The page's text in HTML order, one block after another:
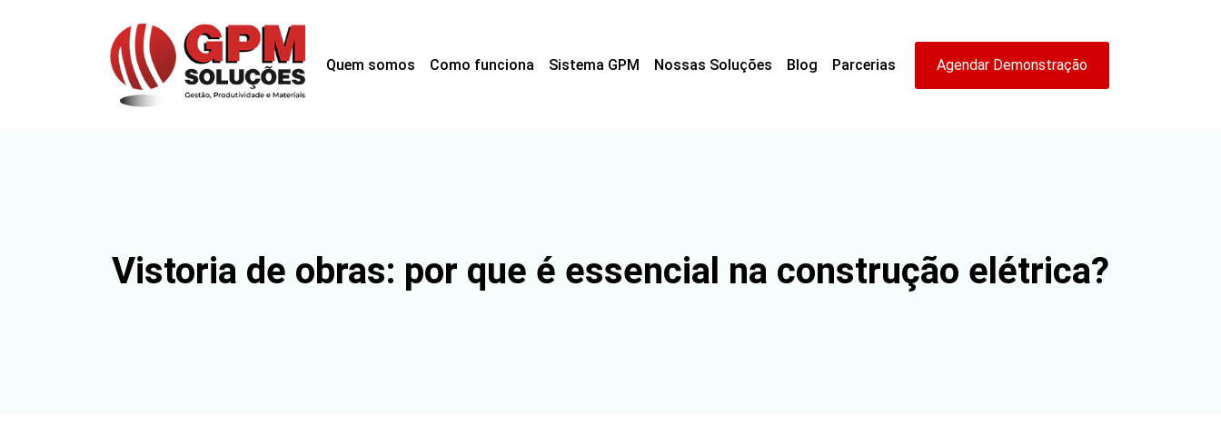
Quem somos Como funciona Sistema GPM Nossas Soluções Blog Parcerias Agendar Demonstração
Vistoria de obras: por que é essencial na construção elétrica?